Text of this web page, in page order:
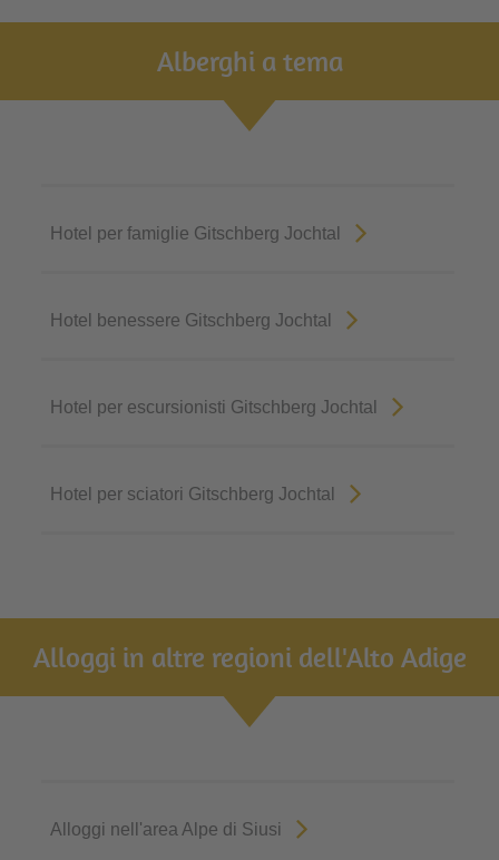
Alberghi a tema
Hotel per famiglie Gitschberg Jochtal
Hotel benessere Gitschberg Jochtal
Hotel per escursionisti Gitschberg Jochtal
Hotel per sciatori Gitschberg Jochtal
Alloggi in altre regioni dell'Alto Adige
Alloggi nell'area Alpe di Siusi